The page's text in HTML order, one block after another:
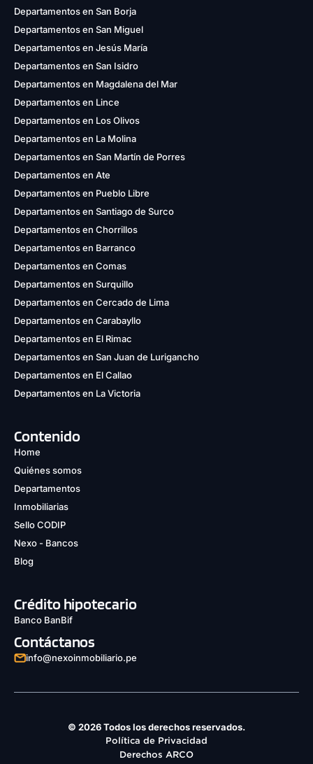
Departamentos en San Borja
Departamentos en San Miguel
Departamentos en Jesús María
Departamentos en San Isidro
Departamentos en Magdalena del Mar
Departamentos en Lince
Departamentos en Los Olivos
Departamentos en La Molina
Departamentos en San Martín de Porres
Departamentos en Ate
Departamentos en Pueblo Libre
Departamentos en Santiago de Surco
Departamentos en Chorrillos
Departamentos en Barranco
Departamentos en Comas
Departamentos en Surquillo
Departamentos en Cercado de Lima
Departamentos en Carabayllo
Departamentos en El Rimac
Departamentos en San Juan de Lurigancho
Departamentos en El Callao
Departamentos en La Victoria
Contenido
Home
Quiénes somos
Departamentos
Inmobiliarias
Sello CODIP
Nexo - Bancos
Blog
Crédito hipotecario
Banco BanBif
Contáctanos
info@nexoinmobiliario.pe
© 2026 Todos los derechos reservados.
Política de Privacidad
Derechos ARCO